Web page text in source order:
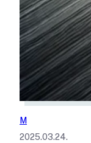
M
2025.03.24.